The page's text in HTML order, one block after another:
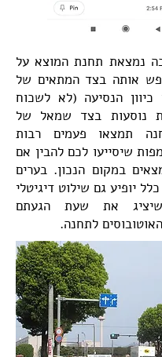
נמצאת תחנת המוצא על
אותה בצד המתאים של
הנסיעה (לא לשכוח
נוסעות בצד שמאל של
תמצאו פעמים רבות
שיסייעו לכם להבין אם
במקום הנכון. בערים
יופיע גם שילוט דיגיטלי
את שעת הגעתם
לתחנה.